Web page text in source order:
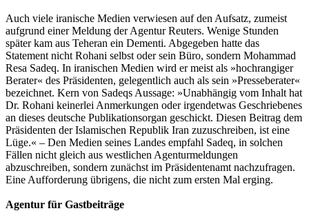
Auch viele iranische Medien verwiesen auf den Aufsatz, zumeist
aufgrund einer Meldung der Agentur Reuters. Wenige Stunden
später kam aus Teheran ein Dementi. Abgegeben hatte das
Statement nicht Rohani selbst oder sein Büro, sondern Mohammad
Resa Sadeq. In iranischen Medien wird er meist als »hochrangiger
Berater« des Präsidenten, gelegentlich auch als sein »Presseberater«
bezeichnet. Kern von Sadeqs Aussage: »Unabhängig vom Inhalt hat
Dr. Rohani keinerlei Anmerkungen oder irgendetwas Geschriebenes
an dieses deutsche Publikationsorgan geschickt. Diesen Beitrag dem
Präsidenten der Islamischen Republik Iran zuzuschreiben, ist eine
Lüge.« – Den Medien seines Landes empfahl Sadeq, in solchen
Fällen nicht gleich aus westlichen Agenturmeldungen
abzuschreiben, sondern zunächst im Präsidentenamt nachzufragen.
Eine Aufforderung übrigens, die nicht zum ersten Mal erging.
Agentur für Gastbeiträge